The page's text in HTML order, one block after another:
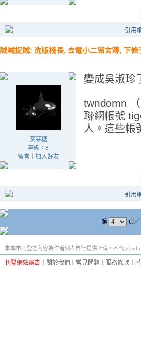
引用
賊喊捉賊: 洗版棧長, 去電小二留言簿, 下條
麥芽糖
等級：8
留言｜ 加入好友
變成吳淑珍
twndomn
聯網帳號
人。這些帳
引用
第 頁
本城市刊登之內容為作者個人自行提供上傳，不代表 udn
刊登網站廣告 關於我們 常見問題 服務條款